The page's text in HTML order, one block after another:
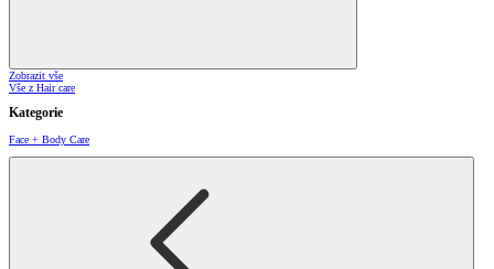
Zobrazit vše
Vše z Hair care
Kategorie
Face + Body Care